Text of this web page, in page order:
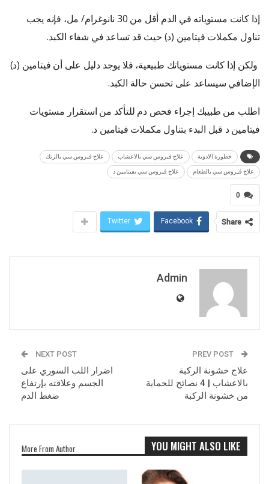
إذا كانت مستوياته في الدم أقل من 30 نانوغرام/ مل، فإنه يجب
تناول مكملات فيتامين (د) حيث قد تساعد في شفاء الكبد.
ولكن إذا كانت مستوياتك طبيعية، فلا يوجد دليل على أن فيتامين (د)
الإضافي سيساعد على تحسن حالة الكبد.
اطلب من طبيبك إجراء فحص دم للتأكد من استقرار مستويات
فيتامين د قبل البدء بتناول مكملات فيتامين د.
خطورة الادوية علاج فيروس سي بالاعشاب علاج فيروس سي بالزنك
علاج فيروس سي بالطعام علاج فيروس سي بفيتامين د
0
Share
Facebook
Twitter
Admin
علاج خشونة الركبة
بالاعشاب | 4 نصائح للحماية
من خشونة الركبة
NEXT POST
اضرار اللب السوري على
الجسم وعلاقته بإرتفاع
ضغط الدم
YOU MIGHT ALSO LIKE
More From Author